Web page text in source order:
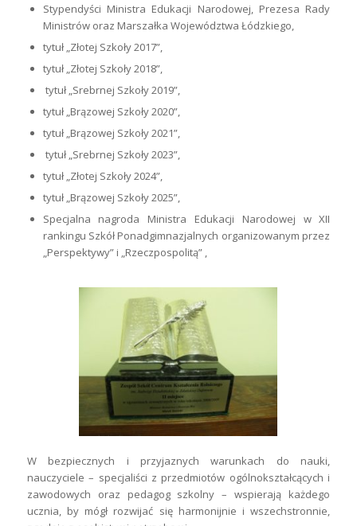
Stypendyści Ministra Edukacji Narodowej, Prezesa Rady
Ministrów oraz Marszałka Województwa Łódzkiego,
tytuł „Złotej Szkoły 2017”,
tytuł „Złotej Szkoły 2018”,
tytuł „Srebrnej Szkoły 2019”,
tytuł „Brązowej Szkoły 2020”,
tytuł „Brązowej Szkoły 2021”,
tytuł „Srebrnej Szkoły 2023”,
tytuł „Złotej Szkoły 2024”,
tytuł „Brązowej Szkoły 2025”,
Specjalna nagroda Ministra Edukacji Narodowej w XII
rankingu Szkół Ponadgimnazjalnych organizowanym przez
„Perspektywy” i „Rzeczpospolitą” ,
W bezpiecznych i przyjaznych warunkach do nauki,
nauczyciele – specjaliści z przedmiotów ogólnokształcących i
zawodowych oraz pedagog szkolny – wspierają każdego
ucznia, by mógł rozwijać się harmonijnie i wszechstronnie,